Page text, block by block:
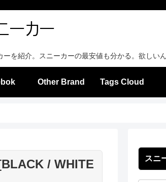
を紹介。スニーカーの最安値も分かる。欲しい
Other Brand Tags Cloud
/ WHITE
スニ